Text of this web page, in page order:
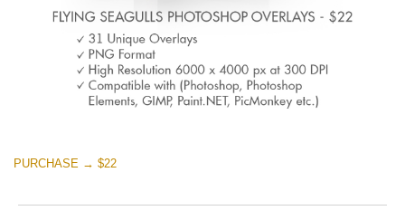
PURCHASE → $22